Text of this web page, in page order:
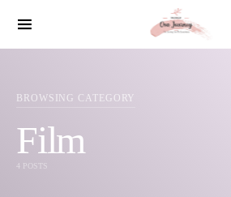
SEARCH FOR:
BROWSING CATEGORY
Film
4 POSTS